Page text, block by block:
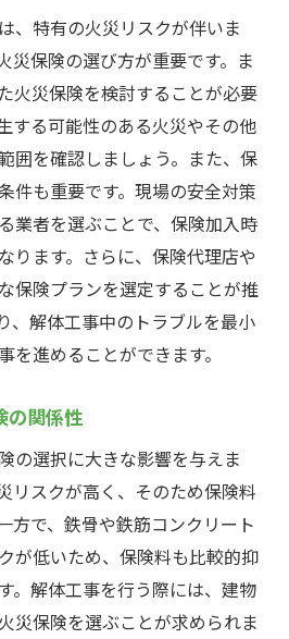
、特有の火災リスクが伴いま
災保険の選び方が重要です。ま
火災保険を検討することが必要
する可能性のある火災やその他
囲を確認しましょう。また、保
件も重要です。現場の安全対策
業者を選ぶことで、保険加入時
ります。さらに、保険代理店や
保険プランを選定することが推
、解体工事中のトラブルを最小
を進めることができます。
の関係性
の選択に大きな影響を与えま
リスクが高く、そのため保険料
方で、鉄骨や鉄筋コンクリート
が低いため、保険料も比較的抑
。解体工事を行う際には、建物
災保険を選ぶことが求められま